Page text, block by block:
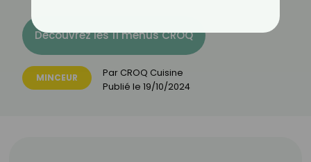
Découvrez les 11 menus CROQ
MINCEUR Par CROQ Cuisine
Publié le 19/10/2024